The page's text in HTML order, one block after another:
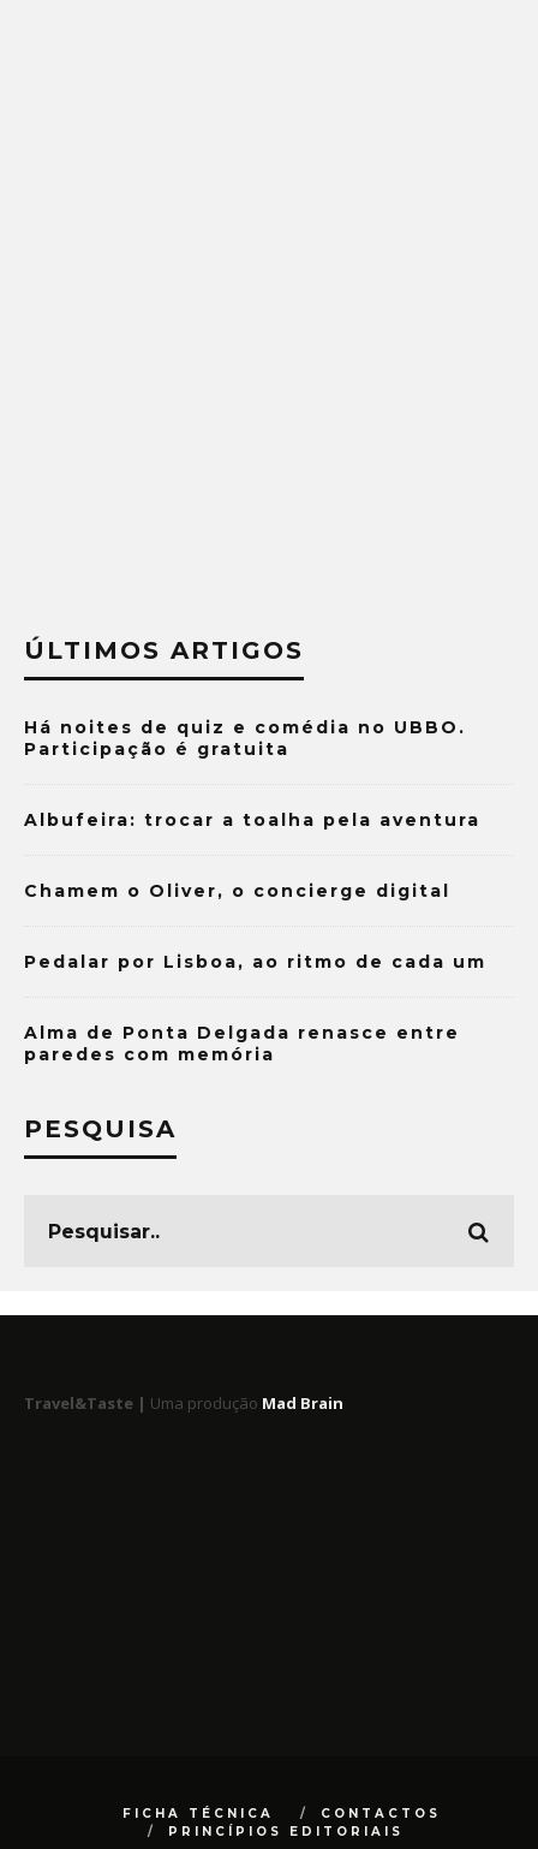
ÚLTIMOS ARTIGOS
Há noites de quiz e comédia no UBBO.
Participação é gratuita
Albufeira: trocar a toalha pela aventura
Chamem o Oliver, o concierge digital
Pedalar por Lisboa, ao ritmo de cada um
Alma de Ponta Delgada renasce entre
paredes com memória
PESQUISA
Travel&Taste | Uma produção Mad Brain
FICHA TÉCNICA
CONTACTOS
PRINCÍPIOS EDITORIAIS